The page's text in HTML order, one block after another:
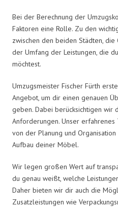
Bei der Berechnung der
Faktoren eine Rolle. Zu den
zwischen den beiden Städten,
der Umfang der Leistungen, die
möchtest.
Umzugsmeister Fischer Fürth
Angebot, um dir einen genauen
geben. Dabei berücksichtigen wir
Anforderungen. Unser erfahrenes
von der Planung und
Aufbau deiner Möbel.
Wir legen großen Wert auf
du genau weißt, welche
Daher bieten wir dir auch die
Zusatzleistungen wie